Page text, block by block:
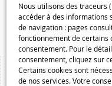
Nous utilisons des traceurs
accéder à des informations
de navigation : pages
fonctionnement de certains
consentement. Pour le
consentement, cliquez sur
Certains cookies sont
de nos services. Votre
Speelgoedmelkweg.be
Macway.com